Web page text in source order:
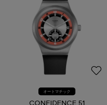
オートマチック